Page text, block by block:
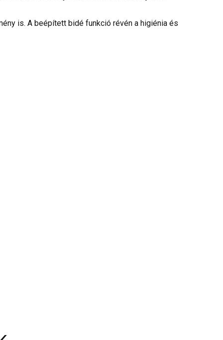
is. A beépített bidé funkció révén a higiénia és